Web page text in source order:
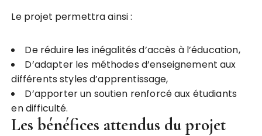
Le projet permettra ainsi :
De réduire les inégalités d’accès à l’éducation,
D’adapter les méthodes d’enseignement aux
différents styles d’apprentissage,
D’apporter un soutien renforcé aux étudiants
en difficulté.
Les bénéfices attendus du projet